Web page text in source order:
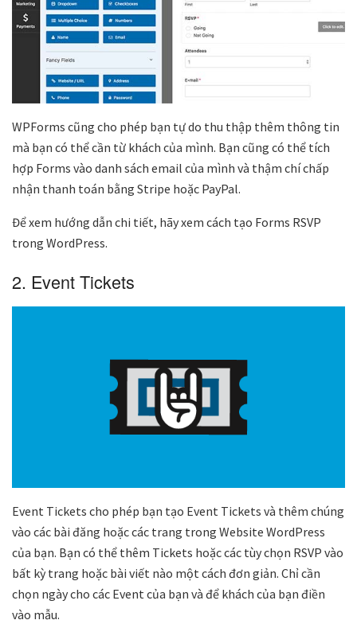
WPForms cũng cho phép bạn tự do thu thập thêm thông tin
mà bạn có thể cần từ khách của mình. Bạn cũng có thể tích
hợp Forms vào danh sách email của mình và thậm chí chấp
nhận thanh toán bằng Stripe hoặc PayPal.
Để xem hướng dẫn chi tiết, hãy xem cách tạo Forms RSVP
trong WordPress.
2. Event Tickets
Event Tickets cho phép bạn tạo Event Tickets và thêm chúng
vào các bài đăng hoặc các trang trong Website WordPress
của bạn. Bạn có thể thêm Tickets hoặc các tùy chọn RSVP vào
bất kỳ trang hoặc bài viết nào một cách đơn giản. Chỉ cần
chọn ngày cho các Event của bạn và để khách của bạn điền
vào mẫu.